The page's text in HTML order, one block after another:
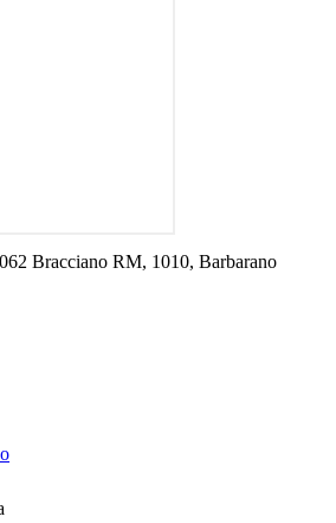
Bracciano RM, 1010, Barbarano